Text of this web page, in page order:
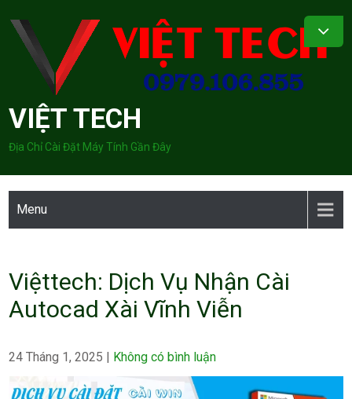
content
VIỆT TECH
Địa Chỉ Cài Đặt Máy Tính Gần Đây
Menu
Việttech: Dịch Vụ Nhận Cài
Autocad Xài Vĩnh Viễn
24 Tháng 1, 2025 | Không có bình luận